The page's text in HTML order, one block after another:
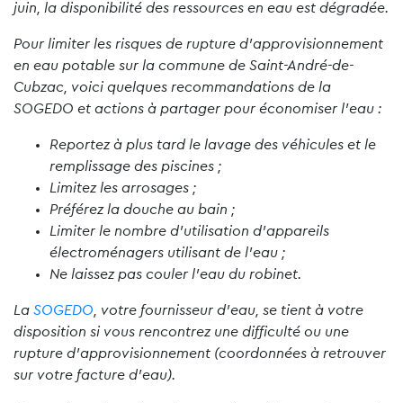
juin, la disponibilité des ressources en eau est dégradée.
Pour limiter les risques de rupture d’approvisionnement
en eau potable sur la commune de Saint-André-de-
Cubzac, voici quelques recommandations de la
SOGEDO et actions à partager pour économiser l’eau :
Reportez à plus tard le lavage des véhicules et le
remplissage des piscines ;
Limitez les arrosages ;
Préférez la douche au bain ;
Limiter le nombre d’utilisation d’appareils
électroménagers utilisant de l’eau ;
Ne laissez pas couler l’eau du robinet.
La SOGEDO, votre fournisseur d’eau, se tient à votre
disposition si vous rencontrez une difficulté ou une
rupture d’approvisionnement (coordonnées à retrouver
sur votre facture d’eau).